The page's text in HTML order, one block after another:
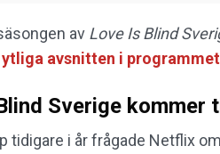
av Love Is Blind
avsnitten i
Sverige kommer
tidigare i år frågade Netflix